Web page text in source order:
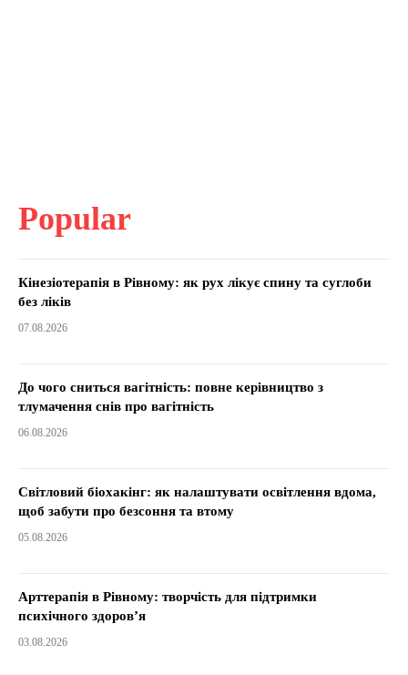
Popular
Кінезіотерапія в Рівному: як рух лікує спину та суглоби
без ліків
07.08.2026
До чого сниться вагітність: повне керівництво з
тлумачення снів про вагітність
06.08.2026
Світловий біохакінг: як налаштувати освітлення вдома,
щоб забути про безсоння та втому
05.08.2026
Арттерапія в Рівному: творчість для підтримки
психічного здоров’я
03.08.2026